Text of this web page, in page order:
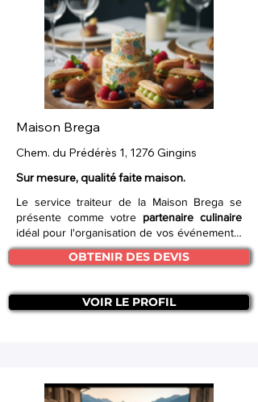
Maison Brega
Chem. du Prédérès 1, 1276 Gingins
Sur mesure, qualité faite maison.
Le service traiteur de la Maison Brega se
présente comme votre partenaire culinaire
idéal pour l'organisation de vos événements,
qu'ils soient privés (anniversaires, apéritifs)
ou professionnels. S'appuyant sur la passion
offre une approcheentièrement
personnalisée, notamment dans la
charge l'organisation culinaire de vos fêtes
OBTENIR DES DEVIS
VOIR LE PROFIL